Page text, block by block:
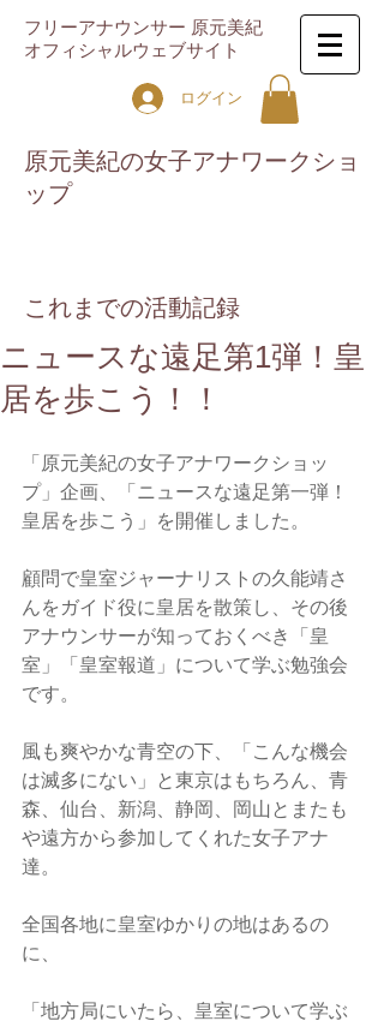
フリーアナウンサー 原元美紀
オフィシャルウェブサイト
ログイン
原元美紀の女子アナワークショ
ップ
これまでの活動記録
ニュースな遠足第1弾！皇
居を歩こう！！
「原元美紀の女子アナワークショッ
プ」企画、「ニュースな遠足第一弾！
皇居を歩こう」を開催しました。
顧問で皇室ジャーナリストの久能靖さ
んをガイド役に皇居を散策し、その後
アナウンサーが知っておくべき「皇
室」「皇室報道」について学ぶ勉強会
です。
風も爽やかな青空の下、「こんな機会
は滅多にない」と東京はもちろん、青
森、仙台、新潟、静岡、岡山とまたも
や遠方から参加してくれた女子アナ
達。
全国各地に皇室ゆかりの地はあるの
に、
「地方局にいたら、皇室について学ぶ